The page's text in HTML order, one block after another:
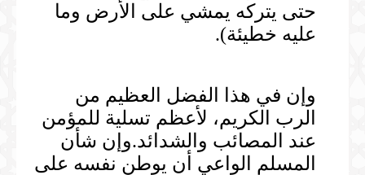
حتى يتركه يمشي على الأرض وما
عليه خطيئة).
وإن في هذا الفضل العظيم من
الرب الكريم، لأعظم تسلية للمؤمن
عند المصائب والشدائد.وإن شأن
المسلم الواعي أن يوطن نفسه على